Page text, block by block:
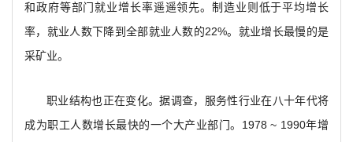
和政府等部门就业增长率遥遥领先。制造业则低于平均增长
率，就业人数下降到全部就业人数的22%。就业增长最慢的是
采矿业。
职业结构也正在变化。据调查，服务性行业在八十年代将
成为职工人数增长最快的一个大产业部门。1978 ~ 1990年增